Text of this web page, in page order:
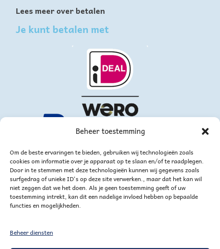
Beheer toestemming
Om de beste ervaringen te bieden, gebruiken wij technologieën zoals
cookies om informatie over je apparaat op te slaan en/of te raadplegen.
Door in te stemmen met deze technologieën kunnen wij gegevens zoals
surfgedrag of unieke ID's op deze site verwerken., maar dat het kan wil
niet zeggen dat we het doen. Als je geen toestemming geeft of uw
toestemming intrekt, kan dit een nadelige invloed hebben op bepaalde
functies en mogelijkheden.
Beheer diensten
Lees meer over betalen
Je kunt betalen met
of via bankoverschrijving